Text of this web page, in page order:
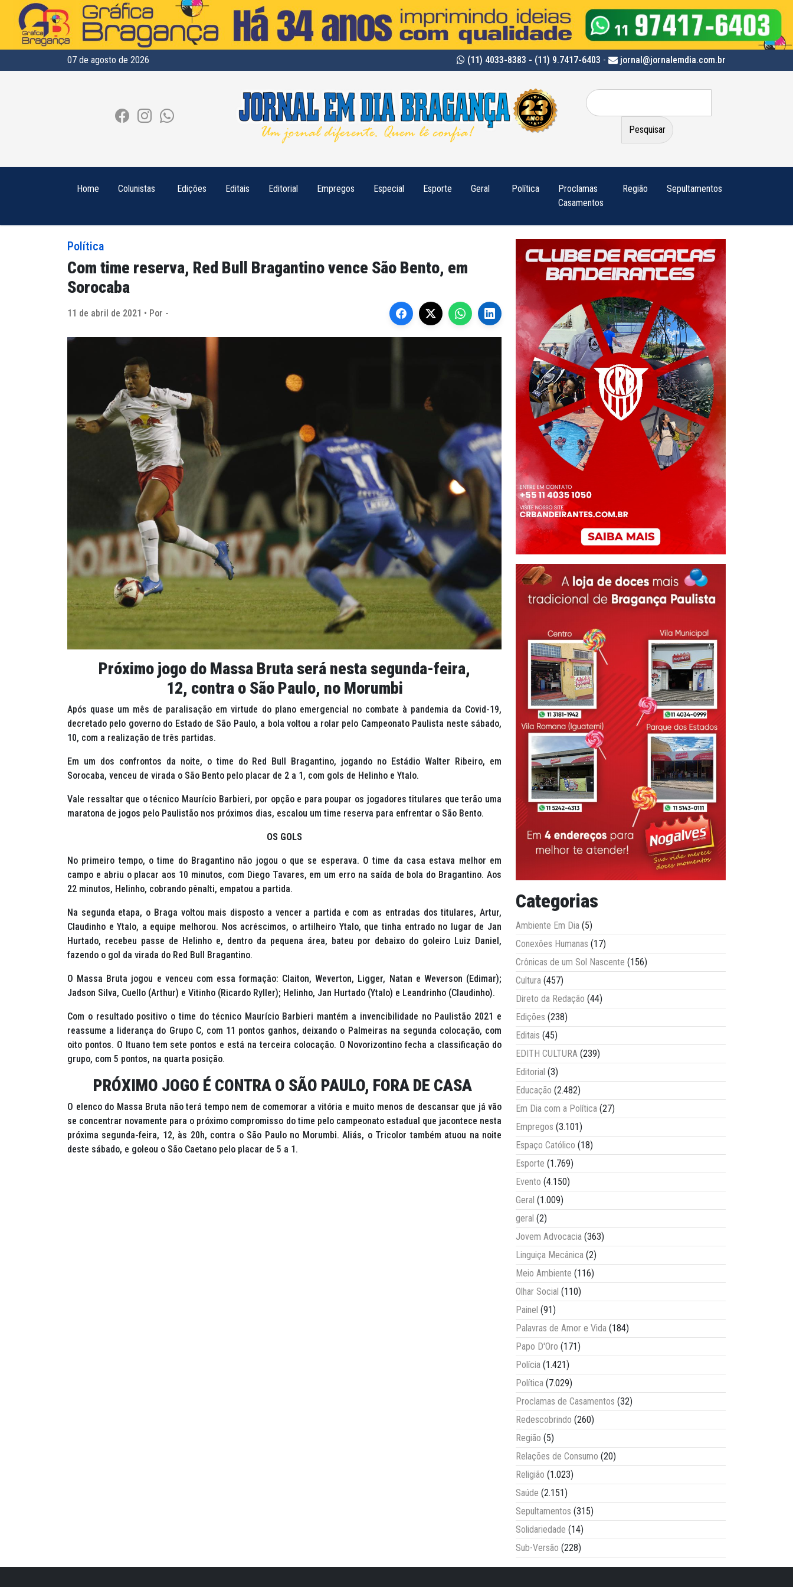
07 de agosto de 2026 (11) 4033-8383 - (11) 9.7417-6403 - jornal@jornalemdia.com.br
Pesquisar
por:
Home Colunistas Edições Editais Editorial Empregos Especial Esporte Geral Política
Proclamas
Casamentos
Região Sepultamentos
Política
Com time reserva, Red Bull Bragantino vence São Bento, em
Sorocaba
11 de abril de 2021 • Por -
Próximo jogo do Massa Bruta será nesta segunda-feira,
12, contra o São Paulo, no Morumbi
Após quase um mês de paralisação em virtude do plano emergencial no combate à pandemia da Covid-19,
decretado pelo governo do Estado de São Paulo, a bola voltou a rolar pelo Campeonato Paulista neste sábado,
10, com a realização de três partidas.
Em um dos confrontos da noite, o time do Red Bull Bragantino, jogando no Estádio Walter Ribeiro, em
Sorocaba, venceu de virada o São Bento pelo placar de 2 a 1, com gols de Helinho e Ytalo.
Vale ressaltar que o técnico Maurício Barbieri, por opção e para poupar os jogadores titulares que terão uma
maratona de jogos pelo Paulistão nos próximos dias, escalou um time reserva para enfrentar o São Bento.
OS GOLS
No primeiro tempo, o time do Bragantino não jogou o que se esperava. O time da casa estava melhor em
campo e abriu o placar aos 10 minutos, com Diego Tavares, em um erro na saída de bola do Bragantino. Aos
22 minutos, Helinho, cobrando pênalti, empatou a partida.
Na segunda etapa, o Braga voltou mais disposto a vencer a partida e com as entradas dos titulares, Artur,
Claudinho e Ytalo, a equipe melhorou. Nos acréscimos, o artilheiro Ytalo, que tinha entrado no lugar de Jan
Hurtado, recebeu passe de Helinho e, dentro da pequena área, bateu por debaixo do goleiro Luiz Daniel,
fazendo o gol da virada do Red Bull Bragantino.
O Massa Bruta jogou e venceu com essa formação: Claiton, Weverton, Ligger, Natan e Weverson (Edimar);
Jadson Silva, Cuello (Arthur) e Vitinho (Ricardo Ryller); Helinho, Jan Hurtado (Ytalo) e Leandrinho (Claudinho).
Com o resultado positivo o time do técnico Maurício Barbieri mantém a invencibilidade no Paulistão 2021 e
reassume a liderança do Grupo C, com 11 pontos ganhos, deixando o Palmeiras na segunda colocação, com
oito pontos. O Ituano tem sete pontos e está na terceira colocação. O Novorizontino fecha a classificação do
grupo, com 5 pontos, na quarta posição.
PRÓXIMO JOGO É CONTRA O SÃO PAULO, FORA DE CASA
O elenco do Massa Bruta não terá tempo nem de comemorar a vitória e muito menos de descansar que já vão
se concentrar novamente para o próximo compromisso do time pelo campeonato estadual que jacontece nesta
próxima segunda-feira, 12, às 20h, contra o São Paulo no Morumbi. Aliás, o Tricolor também atuou na noite
deste sábado, e goleou o São Caetano pelo placar de 5 a 1.
Categorias
Ambiente Em Dia (5)
Conexões Humanas (17)
Crônicas de um Sol Nascente (156)
Cultura (457)
Direto da Redação (44)
Edições (238)
Editais (45)
EDITH CULTURA (239)
Editorial (3)
Educação (2.482)
Em Dia com a Política (27)
Empregos (3.101)
Espaço Católico (18)
Esporte (1.769)
Evento (4.150)
Geral (1.009)
geral (2)
Jovem Advocacia (363)
Linguiça Mecânica (2)
Meio Ambiente (116)
Olhar Social (110)
Painel (91)
Palavras de Amor e Vida (184)
Papo D'Oro (171)
Polícia (1.421)
Política (7.029)
Proclamas de Casamentos (32)
Redescobrindo (260)
Região (5)
Relações de Consumo (20)
Religião (1.023)
Saúde (2.151)
Sepultamentos (315)
Solidariedade (14)
Sub-Versão (228)